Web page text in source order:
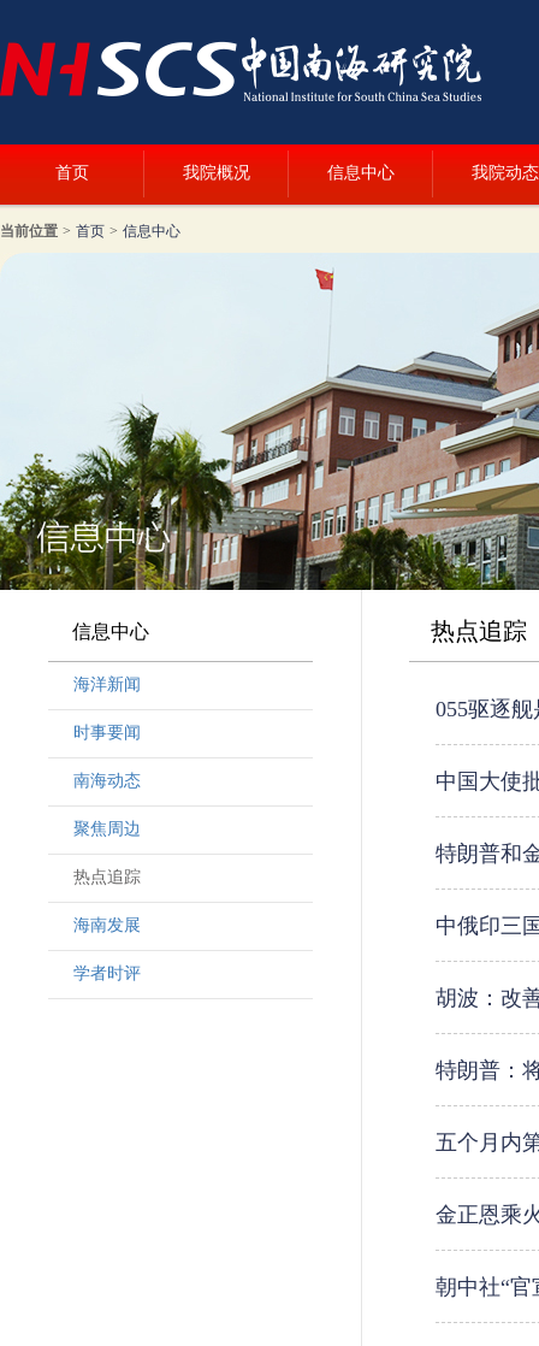
首页 我院概况 信息中心 我院动态
当前位置 > 首页 > 信息中心
信息中心
海洋新闻
时事要闻
南海动态
聚焦周边
热点追踪
海南发展
学者时评
热点追踪
055驱逐
中国大使
特朗普和
中俄印三
胡波：改
特朗普：
五个月内
金正恩乘
朝中社“